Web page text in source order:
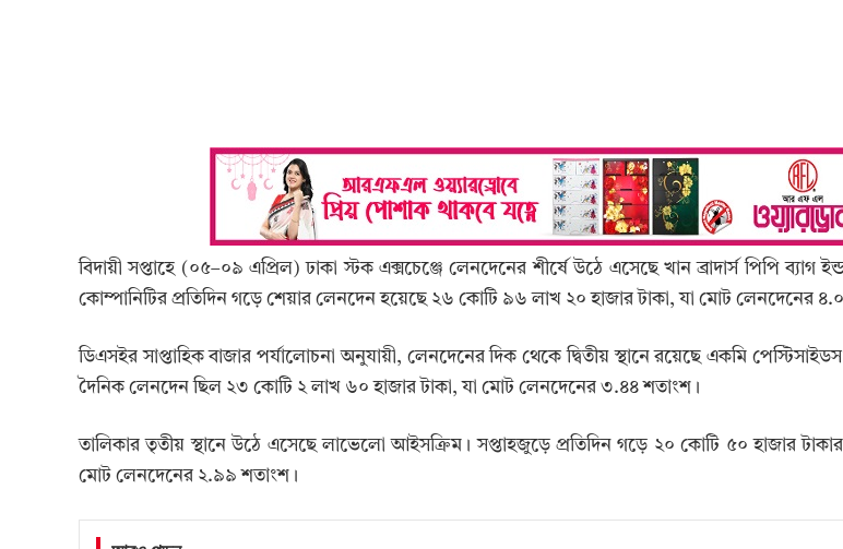
বিদায়ী সপ্তাহে (০৫–০৯ এপ্রিল) ঢাকা স্টক এক্সচেঞ্জে লেনদেনের শীর্ষে উঠে এসেছে খান ব্রাদার্স পিপি ব্যাগ
কোম্পানিটির প্রতিদিন গড়ে শেয়ার লেনদেন হয়েছে ২৬ কোটি ৯৬ লাখ ২০ হাজার টাকা, যা মোট লেনদেনের
ডিএসইর সাপ্তাহিক বাজার পর্যালোচনা অনুযায়ী, লেনদেনের দিক থেকে দ্বিতীয় স্থানে রয়েছে একমি
দৈনিক লেনদেন ছিল ২৩ কোটি ২ লাখ ৬০ হাজার টাকা, যা মোট লেনদেনের ৩.৪৪ শতাংশ।
তালিকার তৃতীয় স্থানে উঠে এসেছে লাভেলো আইসক্রিম। সপ্তাহজুড়ে প্রতিদিন গড়ে ২০ কোটি ৫০ হাজার
মোট লেনদেনের ২.৯৯ শতাংশ।